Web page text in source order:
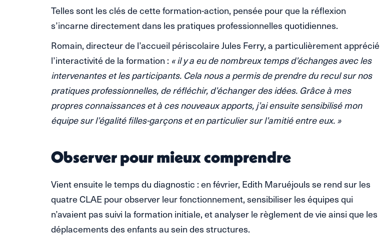
Telles sont les clés de cette formation-action, pensée pour que la réflexion
s’incarne directement dans les pratiques professionnelles quotidiennes.
Romain, directeur de l’accueil périscolaire Jules Ferry, a particulièrement apprécié
l’interactivité de la formation : « il y a eu de nombreux temps d’échanges avec les
intervenantes et les participants. Cela nous a permis de prendre du recul sur nos
pratiques professionnelles, de réfléchir, d’échanger des idées. Grâce à mes
propres connaissances et à ces nouveaux apports, j’ai ensuite sensibilisé mon
équipe sur l’égalité filles-garçons et en particulier sur l’amitié entre eux. »
Observer pour mieux comprendre
Vient ensuite le temps du diagnostic : en février, Edith Maruéjouls se rend sur les
quatre CLAE pour observer leur fonctionnement, sensibiliser les équipes qui
n’avaient pas suivi la formation initiale, et analyser le règlement de vie ainsi que les
déplacements des enfants au sein des structures.